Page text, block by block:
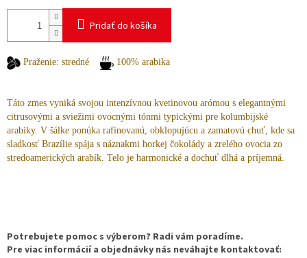
Pridať do košíka
Praženie: stredné 100% arabika
Táto zmes vyniká svojou intenzívnou kvetinovou arómou s elegantnými
citrusovými a sviežimi ovocnými tónmi typickými pre kolumbijské
arabiky. V šálke ponúka rafinovanú, obklopujúcu a zamatovú chuť, kde sa
sladkosť Brazílie spája s náznakmi horkej čokolády a zrelého ovocia zo
stredoamerických arabík. Telo je harmonické a dochuť dlhá a príjemná.
Potrebujete pomoc s výberom? Radi vám poradíme.
Pre viac informácií a objednávky nás neváhajte kontaktovať: